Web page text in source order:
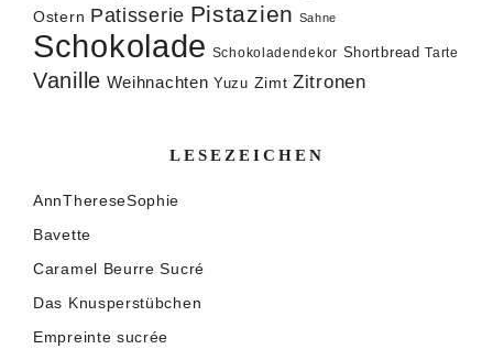
Ostern Patisserie Pistazien Sahne
Schokolade Schokoladendekor Shortbread Tarte
Vanille Weihnachten Yuzu Zimt Zitronen
LESEZEICHEN
AnnThereseSophie
Bavette
Caramel Beurre Sucré
Das Knusperstübchen
Empreinte sucrée